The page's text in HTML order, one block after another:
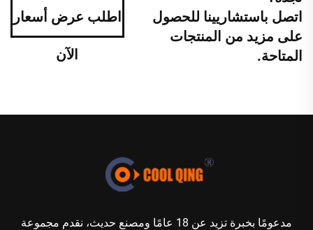
اتصل باستشاريينا للحصول
على مزيد من المنتجات
المتاحة.
اطلب عرض أسعار
الآن
مدعومًا بخبرة تزيد عن 18 عامًا ومصنع حديث، نقدم مجموعة